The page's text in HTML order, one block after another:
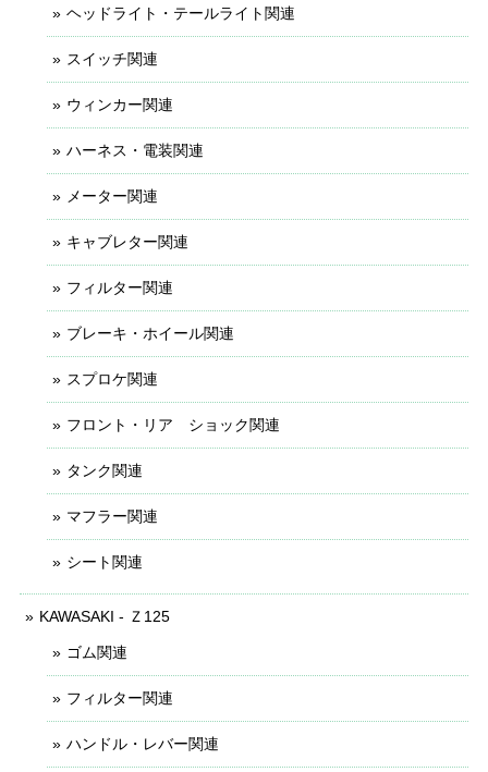
ヘッドライト・テールライト関連
スイッチ関連
ウィンカー関連
ハーネス・電装関連
メーター関連
キャブレター関連
フィルター関連
ブレーキ・ホイール関連
スプロケ関連
フロント・リア ショック関連
タンク関連
マフラー関連
シート関連
KAWASAKI - Ｚ125
ゴム関連
フィルター関連
ハンドル・レバー関連